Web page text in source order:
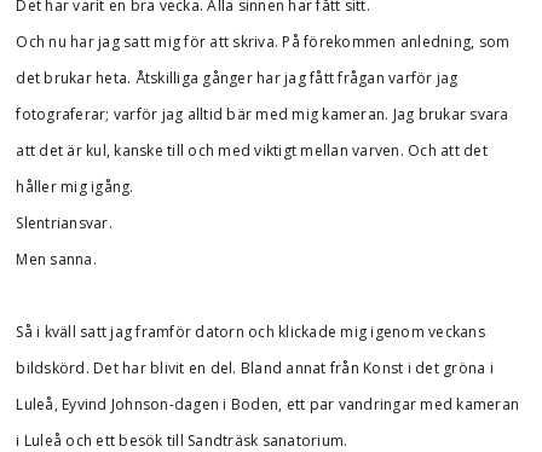
Det har varit en bra vecka. Alla sinnen har fått sitt.
Och nu har jag satt mig för att skriva. På förekommen anledning, som
det brukar heta. Åtskilliga gånger har jag fått frågan varför jag
fotograferar; varför jag alltid bär med mig kameran. Jag brukar svara
att det är kul, kanske till och med viktigt mellan varven. Och att det
håller mig igång.
Slentriansvar.
Men sanna.
Så i kväll satt jag framför datorn och klickade mig igenom veckans
bildskörd. Det har blivit en del. Bland annat från Konst i det gröna i
Luleå, Eyvind Johnson-dagen i Boden, ett par vandringar med kameran
i Luleå och ett besök till Sandträsk sanatorium.